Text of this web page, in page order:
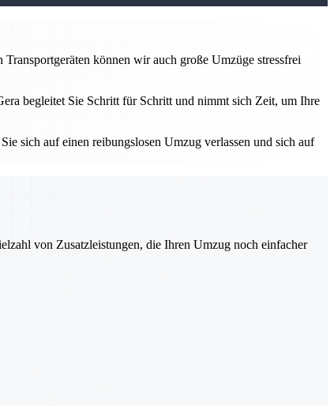
können wir auch große Umzüge stressfrei
begleitet Sie Schritt für Schritt und nimmt sich Zeit, um Ihre
sich auf einen reibungslosen Umzug verlassen und sich auf
von Zusatzleistungen, die Ihren Umzug noch einfacher